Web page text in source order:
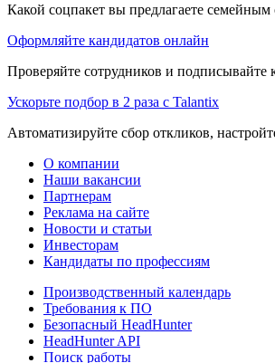
Какой соцпакет вы предлагаете семейным
Оформляйте кандидатов онлайн
Проверяйте сотрудников и
Ускорьте подбор в 2 раза с Talantix
Автоматизируйте сбор откликов,
О компании
Наши вакансии
Партнерам
Реклама на сайте
Новости и статьи
Инвесторам
Кандидаты по профессиям
Производственный календарь
Требования к ПО
Безопасный HeadHunter
HeadHunter API
Поиск работы